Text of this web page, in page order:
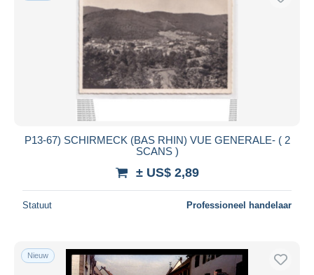
P13-67) SCHIRMECK (BAS RHIN) VUE GENERALE- ( 2
SCANS )
± US$ 2,89
Statuut Professioneel handelaar
Nieuw